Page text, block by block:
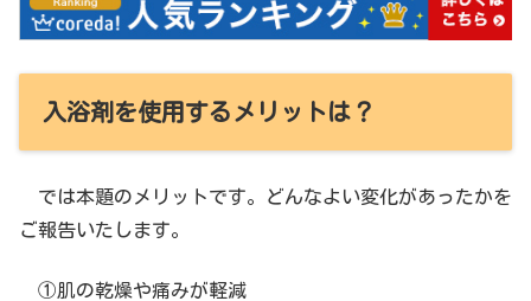
入浴剤を使用するメリットは？
では本題のメリットです。どんなよい変化があったかを
ご報告いたします。
①肌の乾燥や痛みが軽減